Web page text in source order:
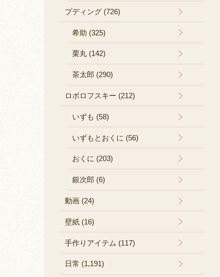
プディング (726)
希助 (325)
栗丸 (142)
茶太郎 (290)
ロボロフスキー (212)
いずも (58)
いずもとおくに (56)
おくに (203)
銀次郎 (6)
動画 (24)
壁紙 (16)
手作りアイテム (117)
日常 (1,191)